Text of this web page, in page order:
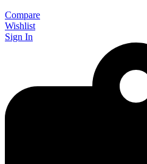
Compare
Wishlist
Sign In